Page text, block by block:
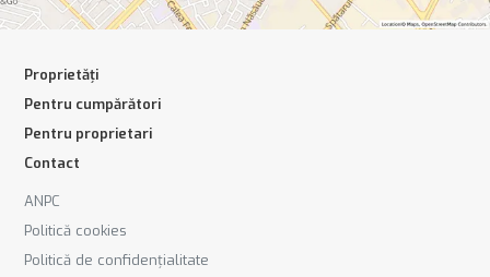
Proprietăți
Pentru cumpărători
Pentru proprietari
Contact
ANPC
Politică cookies
Politică de confidențialitate